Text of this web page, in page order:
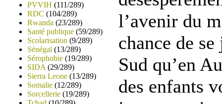
PVVIH (111/289)
RDC (104/289)
Rwanda (23/289)
Santé publique (59/289)
Scolarisation (9/289)
Sénégal (13/289)
Sérophobie (19/289)
SIDA (29/289)
Sierra Leone (13/289)
Somalie (12/289)
Sorcellerie (19/289)
l’avenir du
chance de
Sud qu’en
des enfants